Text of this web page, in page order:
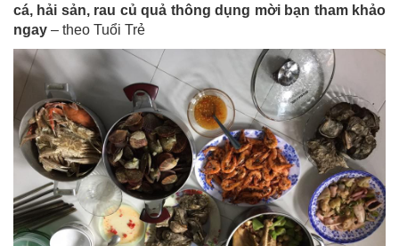
cá, hải sản, rau củ quả thông dụng mời bạn tham khảo
ngay – theo Tuổi Trẻ